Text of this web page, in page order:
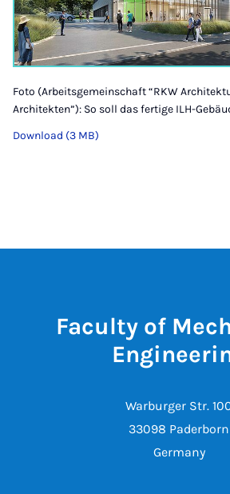
Foto (Arbeitsgemeinschaft “RKW
Architekten”): So soll das fertige ILH-
Download (3 MB)
Faculty of
Warburger Str.
33098 Paderborn
Germany